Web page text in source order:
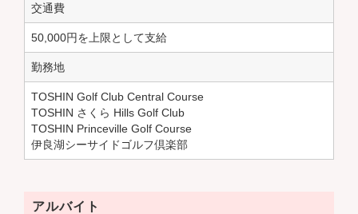
交通費
50,000円を上限として支給
勤務地
TOSHIN Golf Club Central Course
TOSHIN さくら Hills Golf Club
TOSHIN Princeville Golf Course
伊良湖シーサイドゴルフ倶楽部
アルバイト